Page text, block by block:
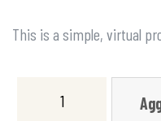
This is a simple, virtual